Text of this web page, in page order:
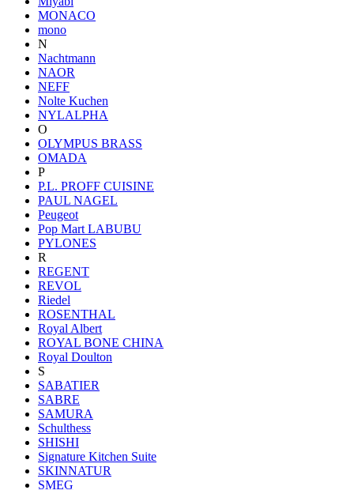
MONACO
mono
N
Nachtmann
NAOR
NEFF
Nolte Kuchen
NYLALPHA
O
OLYMPUS BRASS
OMADA
P
P.L. PROFF CUISINE
PAUL NAGEL
Peugeot
Pop Mart LABUBU
PYLONES
R
REGENT
REVOL
Riedel
ROSENTHAL
Royal Albert
ROYAL BONE CHINA
Royal Doulton
S
SABATIER
SABRE
SAMURA
Schulthess
SHISHI
Signature Kitchen Suite
SKINNATUR
SMEG